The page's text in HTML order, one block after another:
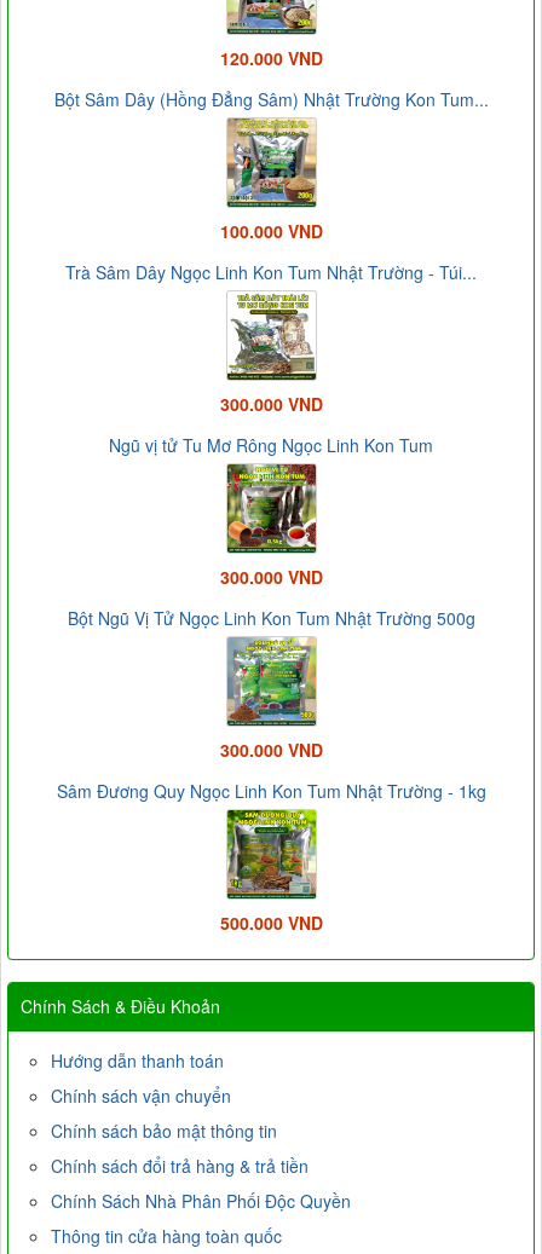
120.000 VND
Bột Sâm Dây (Hồng Đẳng Sâm) Nhật Trường Kon Tum...
100.000 VND
Trà Sâm Dây Ngọc Linh Kon Tum Nhật Trường - Túi...
300.000 VND
Ngũ vị tử Tu Mơ Rông Ngọc Linh Kon Tum
300.000 VND
Bột Ngũ Vị Tử Ngọc Linh Kon Tum Nhật Trường 500g
300.000 VND
Sâm Đương Quy Ngọc Linh Kon Tum Nhật Trường - 1kg
500.000 VND
Chính Sách & Điều Khoản
Hướng dẫn thanh toán
Chính sách vận chuyển
Chính sách bảo mật thông tin
Chính sách đổi trả hàng & trả tiền
Chính Sách Nhà Phân Phối Độc Quyền
Thông tin cửa hàng toàn quốc